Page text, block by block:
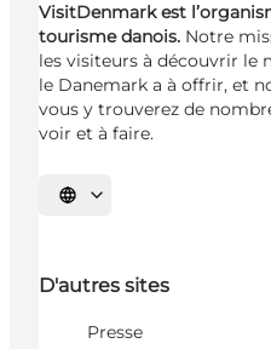
VisitDenmark est
tourisme danois. Notre
les visiteurs à découvrir le
le Danemark a à offrir, et
vous y trouverez de
voir et à faire.
Choisissez la langue
D'autres sites
Presse